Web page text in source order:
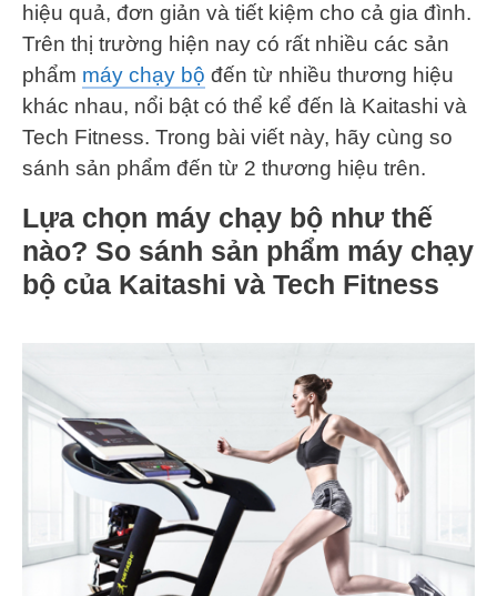
hiệu quả, đơn giản và tiết kiệm cho cả gia đình.
Trên thị trường hiện nay có rất nhiều các sản
phẩm máy chạy bộ đến từ nhiều thương hiệu
khác nhau, nổi bật có thể kể đến là Kaitashi và
Tech Fitness. Trong bài viết này, hãy cùng so
sánh sản phẩm đến từ 2 thương hiệu trên.
Lựa chọn máy chạy bộ như thế
nào? So sánh sản phẩm máy chạy
bộ của Kaitashi và Tech Fitness